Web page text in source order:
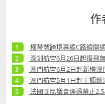
作
橫琴號跨境專線C路線開通
深圳航空6月26日起復飛
澳門航空6月2日起新增澳
澳門航空5月1日起上調燃
法國國民議會通過禁止